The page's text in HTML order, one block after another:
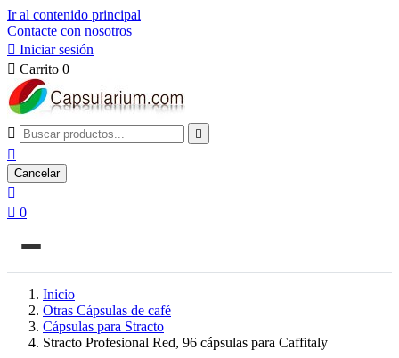
Ir al contenido principal
Contacte con nosotros
 Iniciar sesión
 Carrito 0
 

Cancelar

 0
Inicio
Otras Cápsulas de café
Cápsulas para Stracto
Stracto Profesional Red, 96 cápsulas para Caffitaly